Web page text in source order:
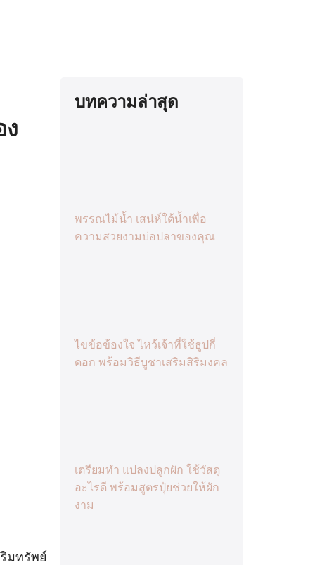
มทรัพย์
บทความล่าสุด
พรรณไม้น้ำ เสน่ห์ใต้น้ำเพื่อ
ความสวยงามบ่อปลาของคุณ
ไขข้อข้องใจ ไหว้เจ้าที่ใช้ธูปกี่
ดอก พร้อมวิธีบูชาเสริมสิริมงคล
เตรียมทำ แปลงปลูกผัก ใช้วัสดุ
อะไรดี พร้อมสูตรปุ๋ยช่วยให้ผัก
งาม